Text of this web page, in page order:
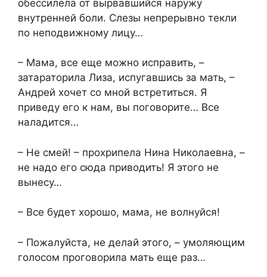
обессилела от вырвавшийся наружу
внутренней боли. Слезы непрерывно текли
по неподвижному лицу…
– Мама, все еще можно исправить, –
затараторила Лиза, испугавшись за мать, –
Андрей хочет со мной встретиться. Я
приведу его к нам, вы поговорите… Все
наладится…
– Не смей! – прохрипела Нина Николаевна, –
не надо его сюда приводить! Я этого не
вынесу…
– Все будет хорошо, мама, не волнуйся!
– Пожалуйста, не делай этого, – умоляющим
голосом проговорила мать еще раз…